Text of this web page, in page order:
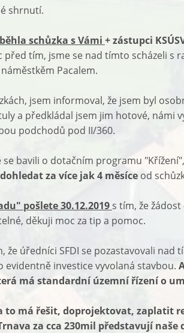
shrnutí.
schůzka s Vámi + zástupci
před tím, jsme se nad tímto scházeli s
Pacalem.
jsem informoval, že jsem byl
a předkládal jsem jim hotové, námi
podchodů pod II/360.
se bavili o dotačním programu "Křížení",
za více jak 4 měsíce od
pošlete 30.12.2019s tím, že
děkuji moc za tip a pomoc.
že úředníci SFDI se pozastavovali nad
evidentně investice vyvolaná stavbou.
má standardní územní řízení o
to má řešit, doprojektovat, zaplatit
za cca 230mil představují naše